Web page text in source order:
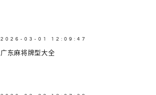
2026-03-01 12:09:47
广东麻将牌型大全